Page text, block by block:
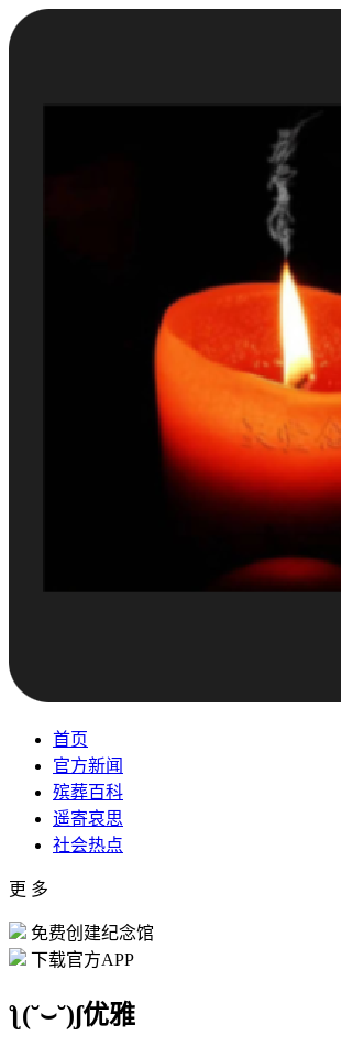
首页
官方新闻
殡葬百科
遥寄哀思
社会热点
更 多
免费创建纪念馆
下载官方APP
ƪ(˘⌣˘)ʃ优雅